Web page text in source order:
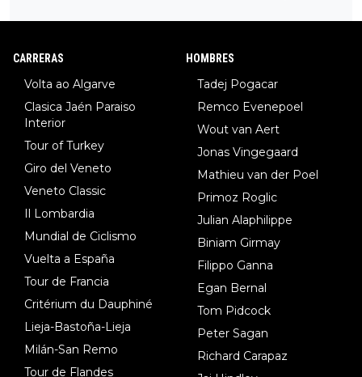
CARRERAS
Volta ao Algarve
Clasica Jaén Paraiso
Interior
Tour of Turkey
Giro del Veneto
Veneto Classic
Il Lombardia
Mundial de Ciclismo
Vuelta a España
Tour de Francia
Critérium du Dauphiné
Lieja-Bastoña-Lieja
Milán-San Remo
Tour de Flandes
HOMBRES
Tadej Pogacar
Remco Evenepoel
Wout van Aert
Jonas Vingegaard
Mathieu van der Poel
Primoz Roglic
Julian Alaphilippe
Biniam Girmay
Filippo Ganna
Egan Bernal
Tom Pidcock
Peter Sagan
Richard Carapaz